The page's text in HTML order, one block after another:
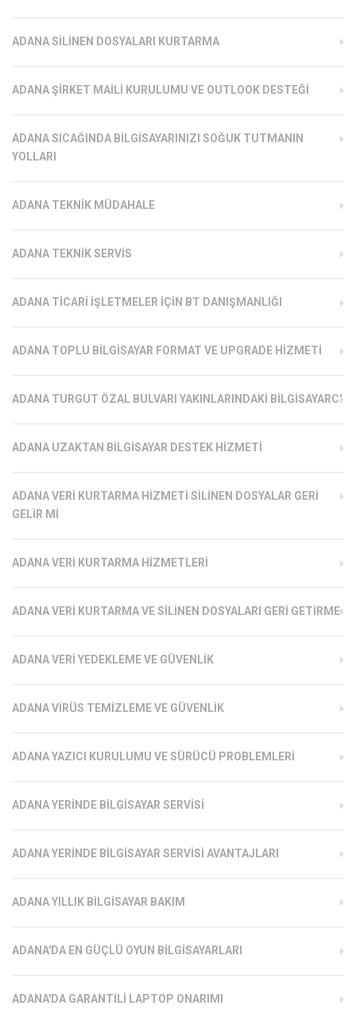
ADANA SILINEN DOSYALARI KURTARMA
ADANA ŞIRKET MAILI KURULUMU VE OUTLOOK DESTEĞI
ADANA SICAĞINDA BILGISAYARINIZI SOĞUK TUTMANIN
YOLLARI
ADANA TEKNIK MÜDAHALE
ADANA TEKNIK SERVIS
ADANA TICARI İŞLETMELER İÇIN BT DANIŞMANLIĞI
ADANA TOPLU BILGISAYAR FORMAT VE UPGRADE HIZMETI
ADANA TURGUT ÖZAL BULVARI YAKINLARINDAKI BILGISAYARCI
ADANA UZAKTAN BILGISAYAR DESTEK HIZMETI
ADANA VERI KURTARMA HIZMETI SILINEN DOSYALAR GERI
GELIR MI
ADANA VERI KURTARMA HIZMETLERI
ADANA VERI KURTARMA VE SILINEN DOSYALARI GERI GETIRME
ADANA VERI YEDEKLEME VE GÜVENLIK
ADANA VIRÜS TEMIZLEME VE GÜVENLIK
ADANA YAZICI KURULUMU VE SÜRÜCÜ PROBLEMLERI
ADANA YERINDE BILGISAYAR SERVISI
ADANA YERINDE BILGISAYAR SERVISI AVANTAJLARI
ADANA YILLIK BILGISAYAR BAKIM
ADANA'DA EN GÜÇLÜ OYUN BILGISAYARLARI
ADANA'DA GARANTILI LAPTOP ONARIMI